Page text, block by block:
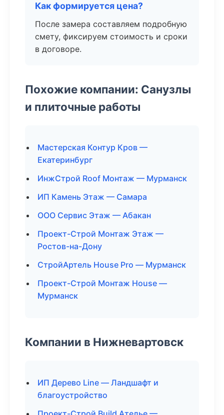
Как формируется цена?
После замера составляем подробную
смету, фиксируем стоимость и сроки
в договоре.
Похожие компании: Санузлы
и плиточные работы
Мастерская Контур Кров —
Екатеринбург
ИнжСтрой Roof Монтаж — Мурманск
ИП Камень Этаж — Самара
ООО Сервис Этаж — Абакан
Проект-Строй Монтаж Этаж —
Ростов-на-Дону
СтройАртель House Pro — Мурманск
Проект-Строй Монтаж House —
Мурманск
Компании в Нижневартовск
ИП Дерево Line — Ландшафт и
благоустройство